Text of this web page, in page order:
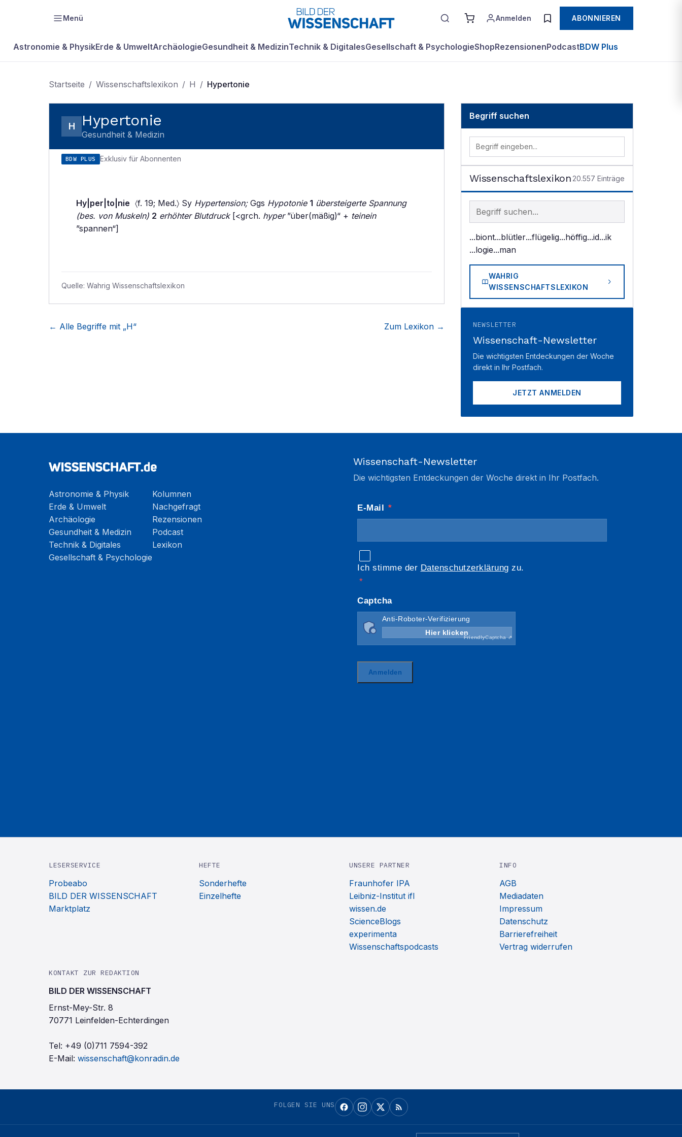
Menü Anmelden ABONNIEREN
Astronomie & PhysikErde & UmweltArchäologieGesundheit & MedizinTechnik & DigitalesGesellschaft & PsychologieShopRezensionenPodcastBDW Plus
Startseite / Wissenschaftslexikon / H / Hypertonie
H Hypertonie
Gesundheit & Medizin
BDW PLUS Exklusiv für Abonnenten
Hy|per|to|nie 〈f. 19; Med.〉 Sy Hypertension;Ggs Hypotonie 1 übersteigerte Spannung
(bes. von Muskeln) 2 erhöhter Blutdruck[<grch. hyper”über(mäßig)“ + teinein
”spannen“]
Quelle: Wahrig Wissenschaftslexikon
← Alle Begriffe mit „H“ Zum Lexikon →
Begriff suchen
Wissenschaftslexikon 20.557 Einträge
Begriff im Lexikon suchen
...biont...blütler...flügelig...höffig...id...ik
...logie...man
WAHRIG
WISSENSCHAFTSLEXIKON
NEWSLETTER
Wissenschaft-Newsletter
Die wichtigsten Entdeckungen der Woche
direkt in Ihr Postfach.
JETZT ANMELDEN
Astronomie & Physik
Erde & Umwelt
Archäologie
Gesundheit & Medizin
Technik & Digitales
Gesellschaft & Psychologie
Kolumnen
Nachgefragt
Rezensionen
Podcast
Lexikon
Wissenschaft-Newsletter
Die wichtigsten Entdeckungen der Woche direkt in Ihr Postfach.
LESERSERVICE
Probeabo
BILD DER WISSENSCHAFT
Marktplatz
HEFTE
Sonderhefte
Einzelhefte
UNSERE PARTNER
Fraunhofer IPA
Leibniz-Institut ifl
wissen.de
ScienceBlogs
experimenta
Wissenschaftspodcasts
INFO
AGB
Mediadaten
Impressum
Datenschutz
Barrierefreiheit
Vertrag widerrufen
KONTAKT ZUR REDAKTION
BILD DER WISSENSCHAFT
Ernst-Mey-Str. 8
70771 Leinfelden-Echterdingen
Tel: +49 (0)711 7594-392
E-Mail: wissenschaft@konradin.de
FOLGEN SIE UNS